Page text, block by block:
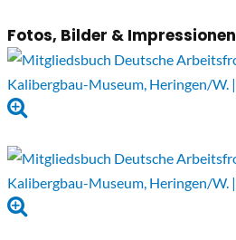
Fotos, Bilder & Impressionen